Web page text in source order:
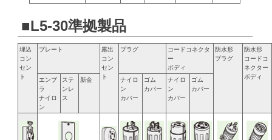
■L5-30準拠製品
埋込
コン
セン
ト
プレート
露出
コン
セン
ト
プラグ
コードコネクタ
ー
ボディ
防水形
プラグ
防水形
コードコ
ネクター
ボディ
エンブ
ラ
ナイロ
ン
ステ
ンレ
ス
新金
ナイロ
ン
カバー
ゴム
カバー
ナイロ
ン
カバー
ゴム
カバー